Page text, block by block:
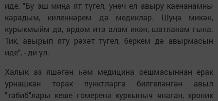
иде. "Бу эш миңа ят түгел, унөч ел авыру каенанамны
карадым, киленнәрем дә медиклар. Шуңа микән,
курыкмыйм да, ярдәм итә алам икән, шатланам гына.
Тик, авырып яту рәхәт түгел, беркем дә авырмасын
иде", - ди ул.
Халык аз яшәгән һәм медицина оешмасыннан ерак
урнашкан торак пунктларга билгеләнгән авыл
"табиб"лары кеше гомеренә куркыныч янаган, хроник